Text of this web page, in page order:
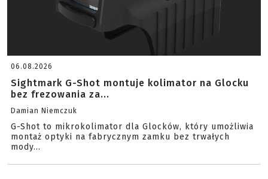
06.08.2026
Sightmark G-Shot montuje kolimator na Glocku
bez frezowania za...
Damian Niemczuk
G-Shot to mikrokolimator dla Glocków, który umożliwia
montaż optyki na fabrycznym zamku bez trwałych
mody...